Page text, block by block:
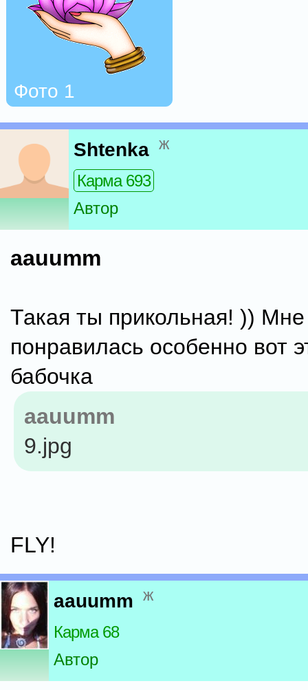
Фото 1
Shtenka ж
Карма 693
Автор
aauumm
Такая ты прикольная! )) Мне
понравилась особенно вот
бабочка
aauumm
9.jpg
FLY!
aauumm ж
Карма 68
Автор